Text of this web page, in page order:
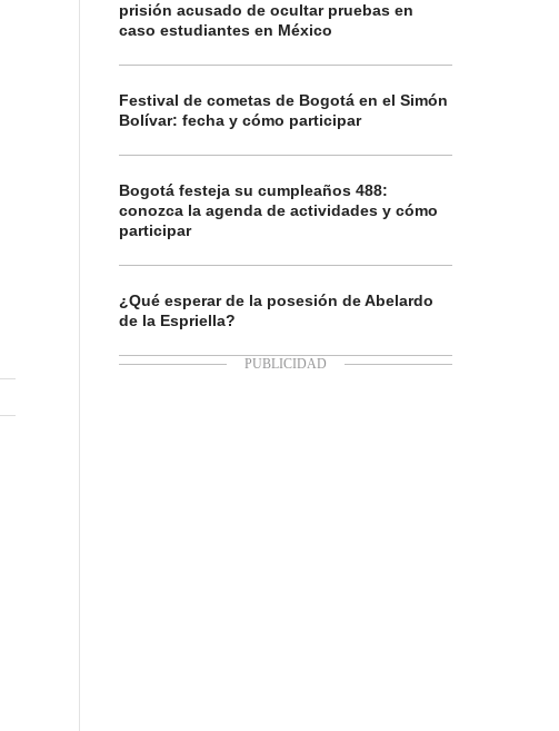
prisión acusado de ocultar pruebas en
caso estudiantes en México
Festival de cometas de Bogotá en el Simón
Bolívar: fecha y cómo participar
Bogotá festeja su cumpleaños 488:
conozca la agenda de actividades y cómo
participar
¿Qué esperar de la posesión de Abelardo
de la Espriella?